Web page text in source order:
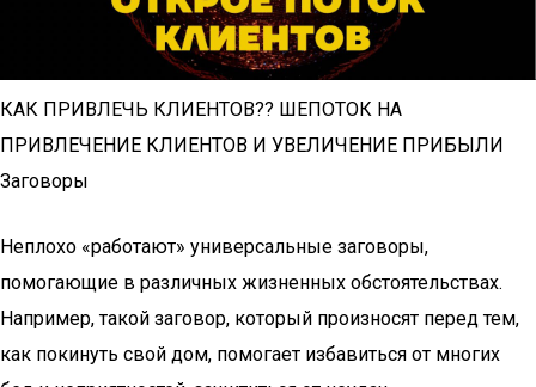
КАК ПРИВЛЕЧЬ КЛИЕНТОВ?? ШЕПОТОК НА
ПРИВЛЕЧЕНИЕ КЛИЕНТОВ И УВЕЛИЧЕНИЕ ПРИБЫЛИ
Заговоры
Неплохо «работают» универсальные заговоры,
помогающие в различных жизненных обстоятельствах.
Например, такой заговор, который произносят перед тем,
как покинуть свой дом, помогает избавиться от многих